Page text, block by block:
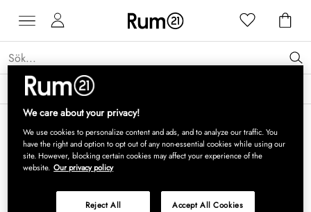
Få 15 % rabatt på Grythyttan Stålmöbler* →
We care about your privacy!
We use cookies to personalize content and ads, and to analyze our traffic. You
have the right and option to opt out of any non-essential cookies while using our
site. However, blocking certain cookies may affect your experience of the
website. Our privacy policy
Reject All Accept All Cookies